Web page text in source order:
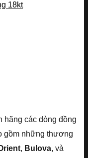
18kt
hãng các dòng đồng
gồm những thương
, Bulova, và